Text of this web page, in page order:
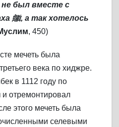
был вместе с
ﷺ, а так хотелось
, 450)
мечеть была
века по хиджре.
в 1112 году по
отремонтировал
этого мечеть была
селевыми